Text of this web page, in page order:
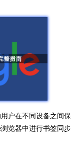
户在不同设备之间保
览器中进行书签同步